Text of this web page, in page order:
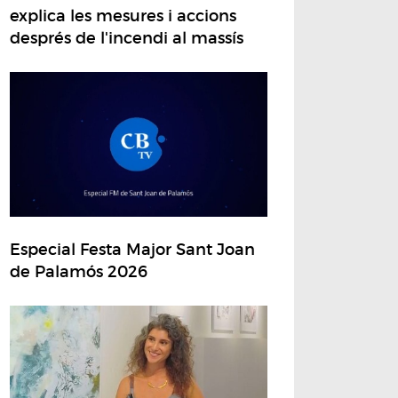
explica les mesures i accions
després de l'incendi al massís
Especial Festa Major Sant Joan
de Palamós 2026